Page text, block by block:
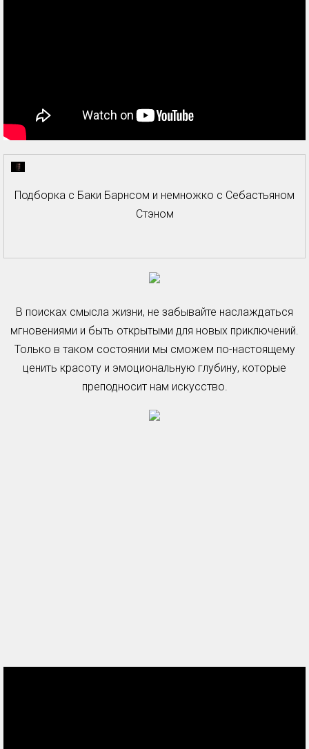
Подборка с Баки Барнсом и немножко с Себастьяном
Стэном
В поисках смысла жизни, не забывайте наслаждаться
мгновениями и быть открытыми для новых приключений.
Только в таком состоянии мы сможем по-настоящему
ценить красоту и эмоциональную глубину, которые
преподносит нам искусство.